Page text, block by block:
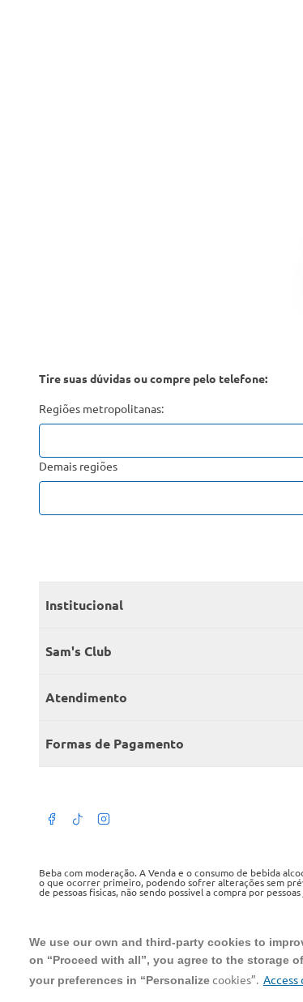
We use our own and third-party cookies to
on “Proceed with all”, you agree to the storage
your preferences in “Personalizecookies”. Access
Tire suas dúvidas ou compre pelo telefone:
Regiões metropolitanas:
Demais regiões
Institucional
Quem somos
Encontre um Clube
Sam's Club
Seja sócio
Member’s Mark
Atendimento
Fale conosco
Atendimento em libras
Termos de Uso
Política de privacidade
Regulamento cashback
Formas de Pagamento
Beba com moderação. A Venda e o consumo de bebida
o que ocorrer primeiro, podendo sofrer alterações sem
de pessoas fisicas, não sendo possivel a compra por
Tel.: 4020 5054